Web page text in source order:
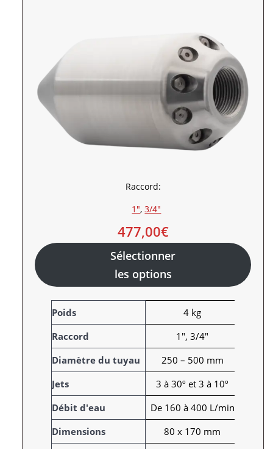
Raccord:
1″, 3/4″
477,00€
Sélectionner
les options
A
t
t
r
i
b
u
t
s
V
a
l
e
u
r
Poids
4 kg
Raccord
1", 3/4"
Diamètre du tuyau
250 – 500 mm
Jets
3 à 30º et 3 à 10º
Débit d'eau
De 160 à 400 L/min
Dimensions
80 x 170 mm